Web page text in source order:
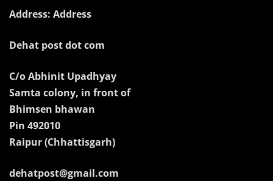
Address: Address
Dehat post dot com
C/o Abhinit Upadhyay
Samta colony, in front of
Bhimsen bhawan
Pin 492010
Raipur (Chhattisgarh)
dehatpost@gmail.com